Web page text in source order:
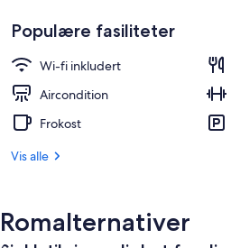
Populære fasiliteter
Wi-fi inkludert
Aircondition
Frokost
Vis alle
Romalternativer